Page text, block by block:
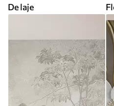
De laje